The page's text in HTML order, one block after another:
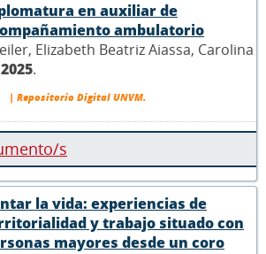
en auxiliar de
ambulatorio
Elizabeth Beatriz Aiassa, Carolina
2025.
| Repositorio Digital UNVM.
s
la vida: experiencias de
y trabajo situado con
mayores desde un coro